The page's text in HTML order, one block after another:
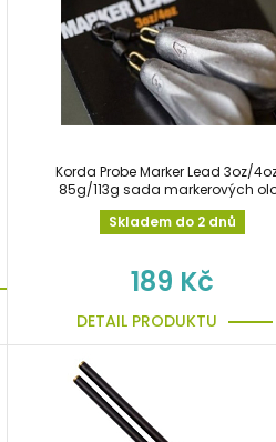
Korda Probe Marker Lead 3oz/
85g/113g sada markerových
Skladem do 2 dnů
189 Kč
DETAIL PRODUKTU